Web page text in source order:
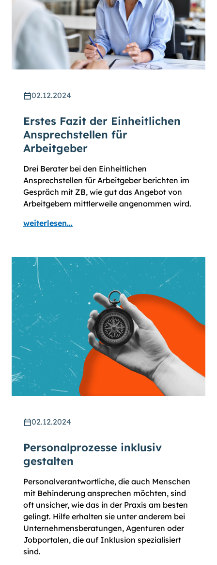
02.12.2024
Erstes Fazit der Einheitlichen
Ansprechstellen für
Arbeitgeber
Drei Berater bei den Einheitlichen
Ansprechstellen für Arbeitgeber berichten im
Gespräch mit ZB, wie gut das Angebot von
Arbeitgebern mittlerweile angenommen wird.
weiterlesen...
02.12.2024
Personalprozesse inklusiv
gestalten
Personalverantwortliche, die auch Menschen
mit Behinderung ansprechen möchten, sind
oft unsicher, wie das in der Praxis am besten
gelingt. Hilfe erhalten sie unter anderem bei
Unternehmensberatungen, Agenturen oder
Jobportalen, die auf Inklusion spezialisiert
sind.